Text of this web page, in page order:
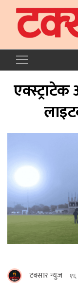
टक्सार न्युज